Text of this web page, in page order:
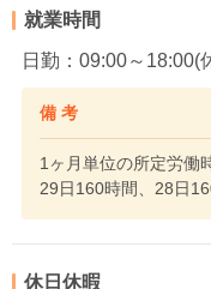
就業時間
日勤：09:00～18:00(
備 考
1ヶ月単位の所定労働
29日160時間、28日
休日休暇